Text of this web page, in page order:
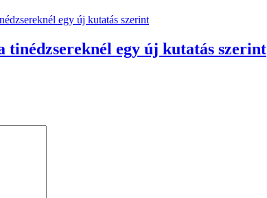
tinédzsereknél egy új kutatás szerint